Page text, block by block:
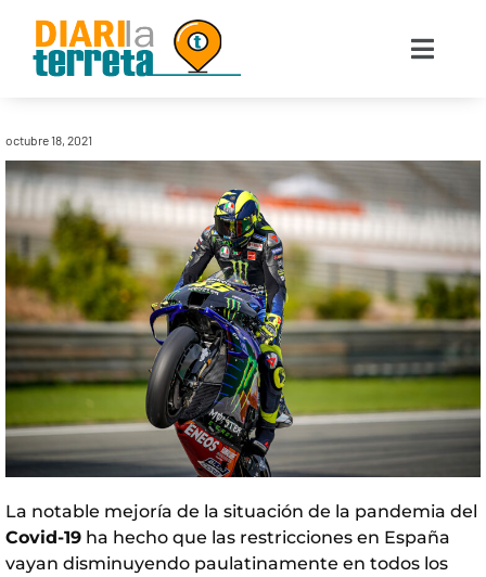
octubre 18, 2021
La notable mejoría de la situación de la pandemia del
Covid-19 ha hecho que las restricciones en España
vayan disminuyendo paulatinamente en todos los